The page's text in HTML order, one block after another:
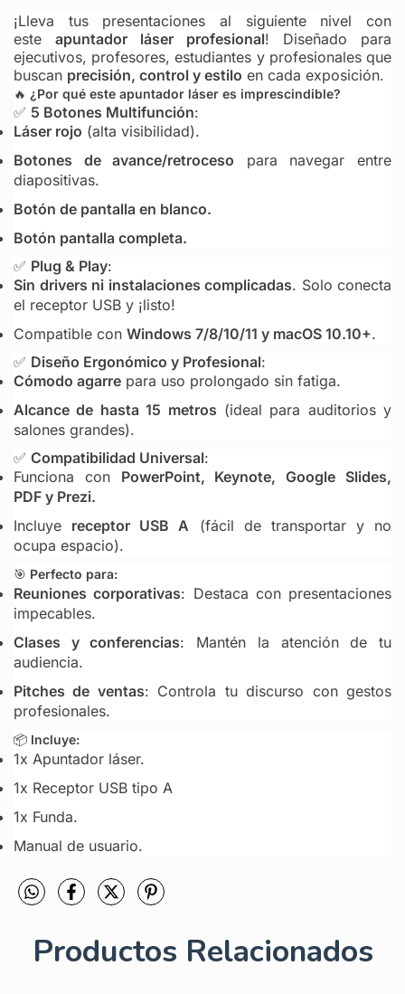
¡Lleva tus presentaciones al siguiente nivel con
este apuntador láser profesional! Diseñado para
ejecutivos, profesores, estudiantes y profesionales que
buscan precisión, control y estilo en cada exposición.
🔥 ¿Por qué este apuntador láser es imprescindible?
✅ 5 Botones Multifunción:
Láser rojo (alta visibilidad).
Botones de avance/retroceso para navegar entre
diapositivas.
Botón de pantalla en blanco.
Botón pantalla completa.
✅ Plug & Play:
Sin drivers ni instalaciones complicadas. Solo conecta
el receptor USB y ¡listo!
Compatible con Windows 7/8/10/11 y macOS 10.10+.
✅ Diseño Ergonómico y Profesional:
Cómodo agarre para uso prolongado sin fatiga.
Alcance de hasta 15 metros (ideal para auditorios y
salones grandes).
✅ Compatibilidad Universal:
Funciona con PowerPoint, Keynote, Google Slides,
PDF y Prezi.
Incluye receptor USB A (fácil de transportar y no
ocupa espacio).
🎯 Perfecto para:
Reuniones corporativas: Destaca con presentaciones
impecables.
Clases y conferencias: Mantén la atención de tu
audiencia.
Pitches de ventas: Controla tu discurso con gestos
profesionales.
📦 Incluye:
1x Apuntador láser.
1x Receptor USB tipo A
1x Funda.
Manual de usuario.
Productos Relacionados